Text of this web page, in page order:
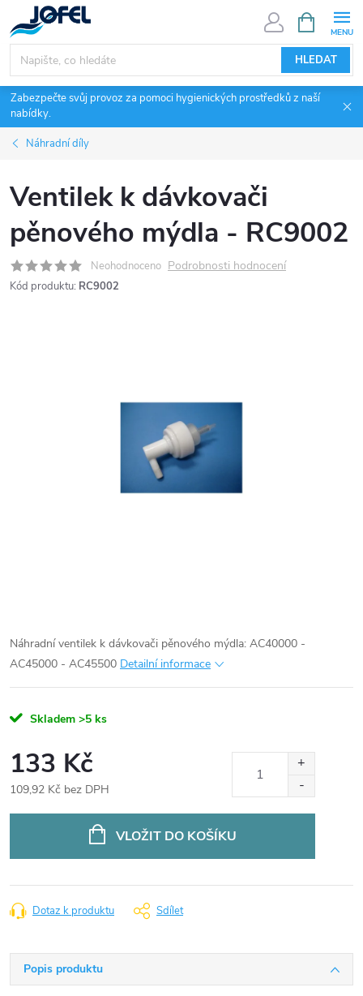
na
obsah
HLEDAT
NÁKUPNÍ
KOŠÍK
Zabezpečte svůj provoz za pomoci hygienických prostředků z naší
nabídky.
Náhradní díly
Ventilek k dávkovači
pěnového mýdla - RC9002
Neohodnoceno Podrobnosti hodnocení
Kód produktu: RC9002
Náhradní ventilek k dávkovači pěnového mýdla: AC40000 -
AC45000 - AC45500 Detailní informace
Skladem >5 ks
133 Kč
109,92 Kč bez DPH
VLOŽIT DO KOŠÍKU
Dotaz k produktu Sdílet
Popis produktu